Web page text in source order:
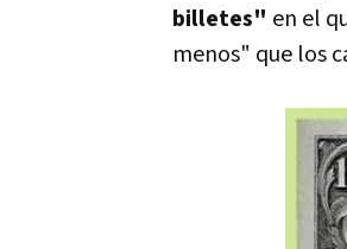
billetes" en el
menos" que los